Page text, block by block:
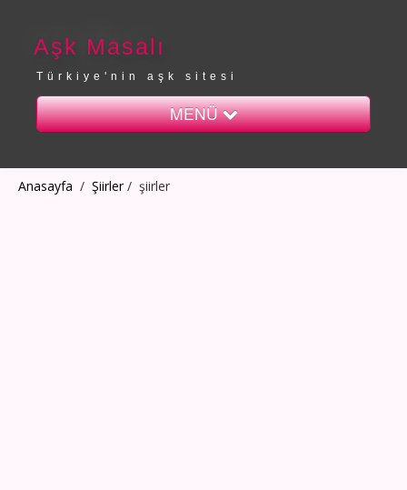
Aşk Masalı
Türkiye'nin aşk sitesi
MENÜ
Anasayfa
Anasayfa / Şiirler/ şiirler